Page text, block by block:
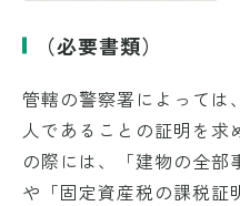
（必要書類）
管轄の警察署によっては
人であることの証明を求
の際には、「建物の全部
や「固定資産税の課税証